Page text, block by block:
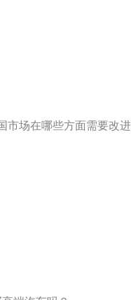
市场在哪些方面需要改